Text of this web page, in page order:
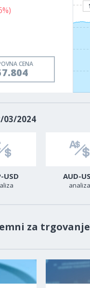
CENA
2024
USD AUD-
analiza
za